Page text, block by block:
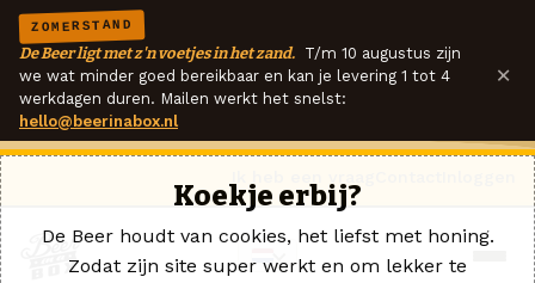
ZOMERSTAND
De Beer ligt met z'n voetjes in het zand. T/m 10 augustus zijn
we wat minder goed bereikbaar en kan je levering 1 tot 4
werkdagen duren. Mailen werkt het snelst:
hello@beerinabox.nl
×
Koekje erbij?
De Beer houdt van cookies, het liefst met honing.
Zodat zijn site super werkt en om lekker te